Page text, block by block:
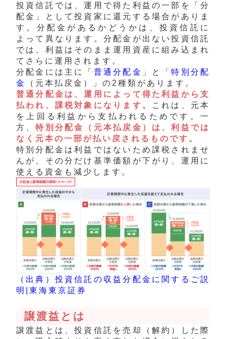
投資信託では、運用で得た利益の一部を「分
配金」として投資家に還元する場合がありま
す。分配金があるかどうかは、投資信託に
よって異なります。分配金が出ない投資信託
では、利益はそのまま運用資産に組み込まれ
てさらに運用されます。
分配金には主に「 普通分配金 」と「特別分配
金
（元本払戻金）」の2種類があります。
普通分配金は、運用によって得た利益から支
払われ、課税対象になります。
これは、元本
を上回る利益から支払われるためです。一
方、特別分配金（元本払戻金）は、利益では
なく元本の一部が払い戻されるものです。
特 別分配金 は利益ではないため課税されませ
んが、その分だけ基準価額が下がり、運用に
使える資金も減少します。
（出典）投資信託の収益分配金に関するご説
明|東海東京証券
譲渡益とは
譲渡益とは、投資信託を売却（解約）した際